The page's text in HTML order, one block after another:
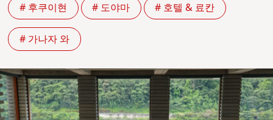
# 후쿠이현 # 도야마 # 호텔 & 료칸
# 가나자 와